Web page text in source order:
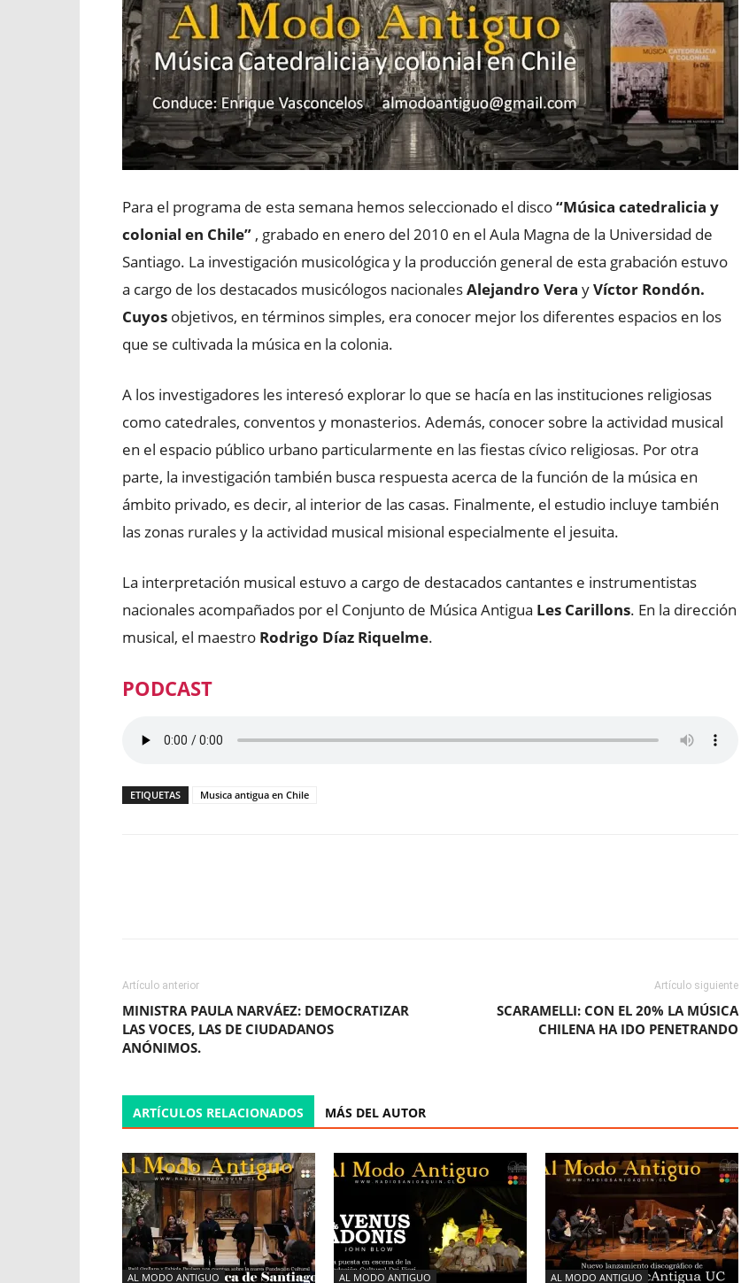
Para el programa de esta semana hemos seleccionado el disco“Música catedralicia y
colonial en Chile” , grabado en enero del 2010 en el Aula Magna de la Universidad de
Santiago. La investigación musicológica y la producción general de esta grabación estuvo
a cargo de los destacados musicólogos nacionalesAlejandro Vera yVíctor Rondón.
Cuyos objetivos, en términos simples, era conocer mejor los diferentes espacios en los
que se cultivada la música en la colonia.
A los investigadores les interesó explorar lo que se hacía en las instituciones religiosas
como catedrales, conventos y monasterios. Además, conocer sobre la actividad musical
en el espacio público urbano particularmente en las fiestas cívico religiosas. Por otra
parte, la investigación también busca respuesta acerca de la función de la música en
ámbito privado, es decir, al interior de las casas. Finalmente, el estudio incluye también
las zonas rurales y la actividad musical misional especialmente el jesuita.
La interpretación musical estuvo a cargo de destacados cantantes e instrumentistas
nacionales acompañados por el Conjunto de Música Antigua Les Carillons. En la dirección
musical, el maestro Rodrigo Díaz Riquelme.
PODCAST
ETIQUETAS Musica antigua en Chile
Artículo anterior
MINISTRA PAULA NARVÁEZ: DEMOCRATIZAR
LAS VOCES, LAS DE CIUDADANOS
ANÓNIMOS.
Artículo siguiente
SCARAMELLI: CON EL 20% LA MÚSICA
CHILENA HA IDO PENETRANDO
ARTÍCULOS RELACIONADOS MÁS DEL AUTOR
AL MODO ANTIGUO AL MODO ANTIGUO AL MODO ANTIGUO